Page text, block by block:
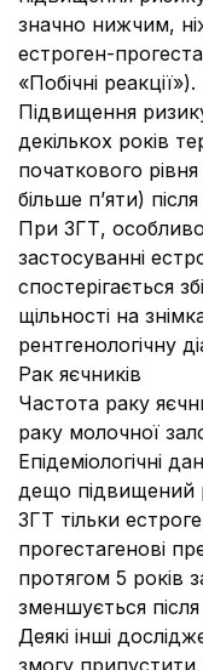
значно нижчим,
естроген-
«Побічні реакції»).
Підвищення
декількох років
початкового
більше п’яти)
При ЗГТ,
застосуванні
спостерігається
щільності на
рентгенологічну
Рак яєчників
Частота раку
раку молочної
Епідеміологічні
дещо підвищений
ЗГТ тільки
прогестагенові
протягом 5 років
зменшується
Деякі інші
змогу